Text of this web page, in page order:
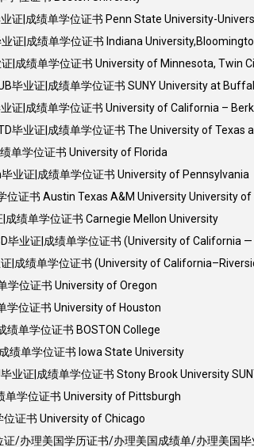
证|成绩单学位证书 Penn State University-
证|成绩单学位证书 Indiana University,Bloomingto
|成绩单学位证书 University of Minnesota, Twin
毕业证|成绩单学位证书 SUNY University at
证|成绩单学位证书 University of California –
毕业证|成绩单学位证书 The University of Texas
单学位证书 University of Florida
业证|成绩单学位证书 University of Pennsylvania
证书 Austin Texas A&M University University
绩单学位证书 Carnegie Mellon University
毕业证|成绩单学位证书 (University of California —
|成绩单学位证书 (University of
学位证书 University of Oregon
学位证书 University of Houston
单学位证书 BOSTON College
绩单学位证书 Iowa State University
业证|成绩单学位证书 Stony Brook University
单学位证书 University of Pittsburgh
证书 University of Chicago
/办理美国学历证书/办理美国成绩单/办理美国